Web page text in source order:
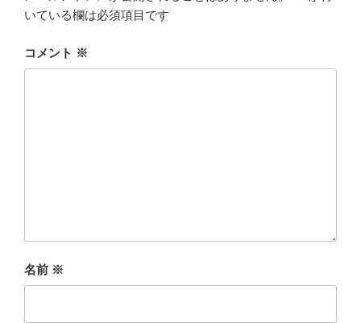
いている欄は必須項目です
コメント ※
名前 ※